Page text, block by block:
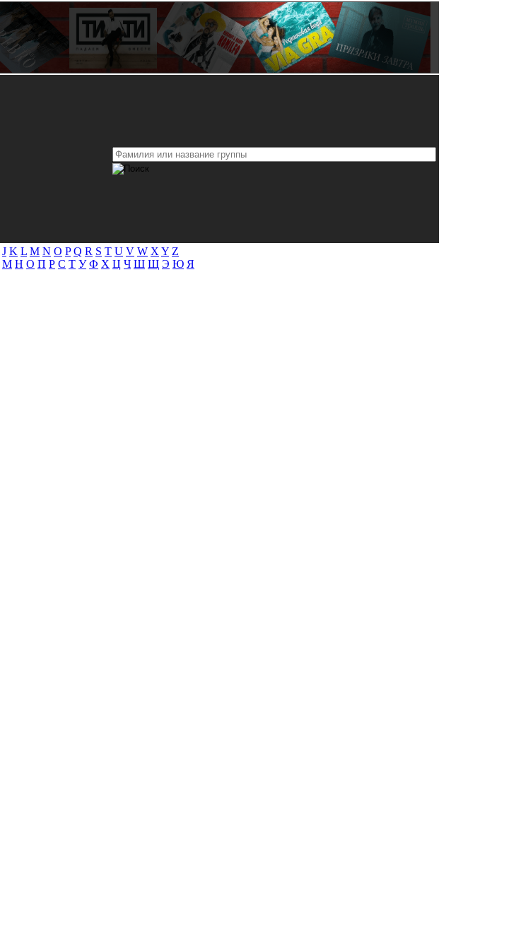
J K L M N O P Q R S T U V W X Y Z
М Н О П Р С Т У Ф Х Ц Ч Ш Щ Э Ю Я